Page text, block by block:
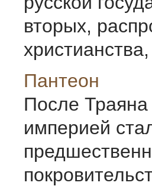
вторых,
Пантеон
После
империей